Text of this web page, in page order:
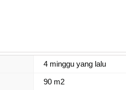
4 minggu yang lalu
90 m2